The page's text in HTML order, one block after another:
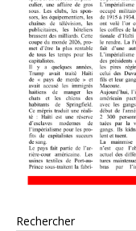
Rechercher